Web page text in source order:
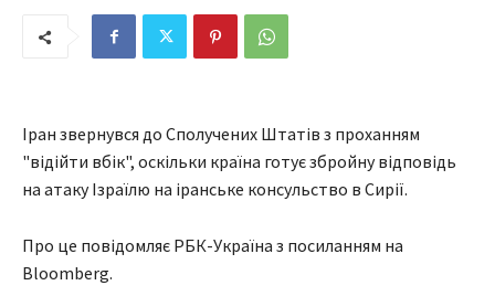
Іран звернувся до Сполучених Штатів з проханням
"відійти вбік", оскільки країна готує збройну відповідь
на атаку Ізраїлю на іранське консульство в Сирії.
Про це повідомляє РБК-Україна з посиланням на
Bloomberg.